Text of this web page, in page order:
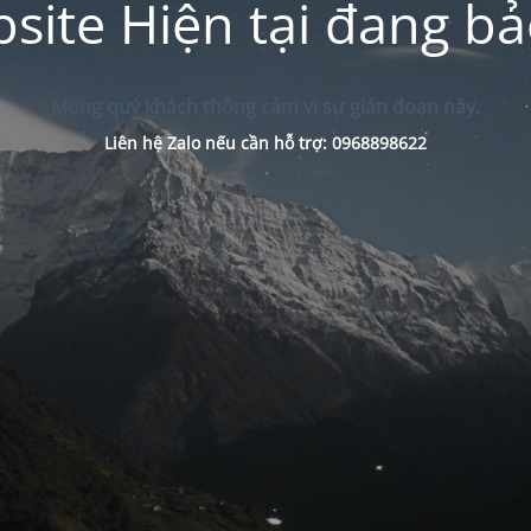
Hiện tại đang
Mong quý khách thông cảm vì sự gián đoạn này.
Liên hệ Zalo nếu cần hỗ trợ: 0968898622